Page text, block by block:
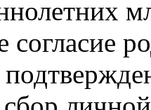
согласие